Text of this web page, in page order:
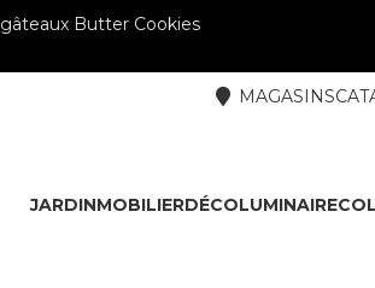
gâteaux Butter Cookies
MAGASINS
JARDINMOBILIERDÉCOLUMINAIRE